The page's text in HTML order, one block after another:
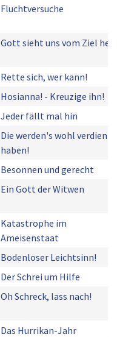
Fluchtversuche
Gott sieht uns vom Ziel her
Rette sich, wer kann!
Hosianna! - Kreuzige ihn!
Jeder fällt mal hin
Die werden's wohl verdient
haben!
Besonnen und gerecht
Ein Gott der Witwen
Katastrophe im
Ameisenstaat
Bodenloser Leichtsinn!
Der Schrei um Hilfe
Oh Schreck, lass nach!
Das Hurrikan-Jahr